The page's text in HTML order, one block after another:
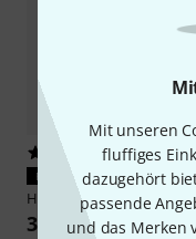
Mit unseren
fluffiges
dazugehört
passende
und das Merken
1
PASST GARANTIERT
HK AudioBlue Wheel
33 €